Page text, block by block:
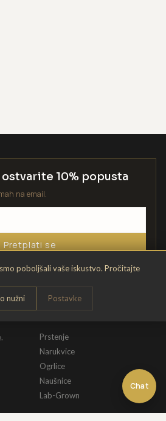
Chat
poboljšali vaše iskustvo. Pročitajte
nužni Postavke
10% popusta
na email.
Pretplati se
Prstenje
Narukvice
Ogrlice
Naušnice
Lab-Grown